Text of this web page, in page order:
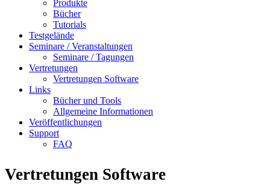
Produkte
Bücher
Tutorials
Testgelände
Seminare / Veranstaltungen
Seminare / Tagungen
Vertretungen
Vertretungen Software
Links
Bücher und Tools
Allgemeine Informationen
Veröffentlichungen
Support
FAQ
Vertretungen Software